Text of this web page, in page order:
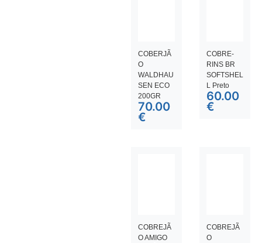
COBERJÃ
O
WALDHAU
SEN ECO
200GR
70.00
€
COBRE-
RINS BR
SOFTSHEL
L Preto
60.00
€
COBREJÃ
O AMIGO
COBREJÃ
O